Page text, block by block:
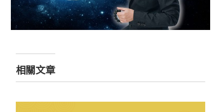
相關文章